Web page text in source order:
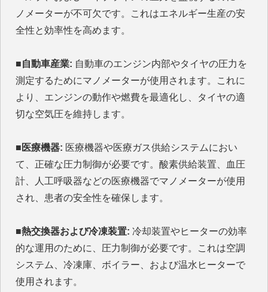
ノメーターが不可欠です。これはエネルギー生産の安
全性と効率性を高めます。
■自動車産業: 自動車のエンジン内部やタイヤの圧力を
測定するためにマノメーターが使用されます。これに
より、エンジンの動作や燃費を最適化し、タイヤの適
切な空気圧を維持します。
■医療機器: 医療機器や医療ガス供給システムにおい
て、正確な圧力制御が必要です。酸素供給装置、血圧
計、人工呼吸器などの医療機器でマノメーターが使用
され、患者の安全性を確保します。
■熱交換器および冷凍装置: 冷却装置やヒーターの効率
的な運用のために、圧力制御が必要です。これは空調
システム、冷凍庫、ボイラー、および温水ヒーターで
使用されます。